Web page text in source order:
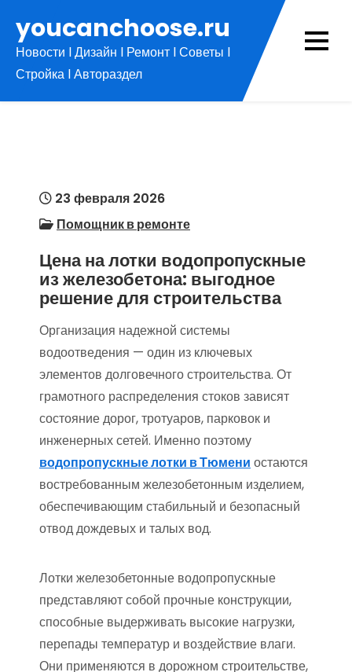
содержимому
youcanchoose.ru
Новости l Дизайн l Ремонт l Советы l
Стройка l Автораздел
23 февраля 2026
Помощник в ремонте
Цена на лотки водопропускные
из железобетона: выгодное
решение для строительства
Организация надежной системы
водоотведения — один из ключевых
элементов долговечного строительства. От
грамотного распределения стоков зависят
состояние дорог, тротуаров, парковок и
инженерных сетей. Именно поэтому
водопропускные лотки в Тюмени остаются
востребованным железобетонным изделием,
обеспечивающим стабильный и безопасный
отвод дождевых и талых вод.
Лотки железобетонные водопропускные
представляют собой прочные конструкции,
способные выдерживать высокие нагрузки,
перепады температур и воздействие влаги.
Они применяются в дорожном строительстве,